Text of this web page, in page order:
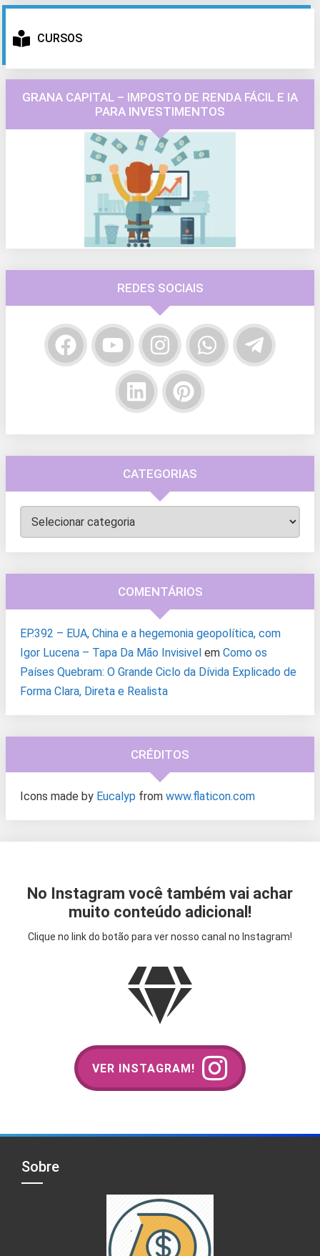
CURSOS
GRANA CAPITAL – IMPOSTO DE RENDA FÁCIL E IA
PARA INVESTIMENTOS
REDES SOCIAIS
CATEGORIAS
Categorias
COMENTÁRIOS
EP.392 – EUA, China e a hegemonia geopolítica, com
Igor Lucena – Tapa Da Mão Invisivel em Como os
Países Quebram: O Grande Ciclo da Dívida Explicado de
Forma Clara, Direta e Realista
CRÉDITOS
Icons made by Eucalyp from www.flaticon.com
No Instagram você também vai achar
muito conteúdo adicional!
Clique no link do botão para ver nosso canal no Instagram!
VER INSTAGRAM!
Sobre